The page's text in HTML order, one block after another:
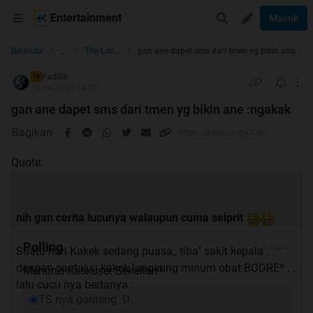
Entertainment Masuk
Beranda ... The Lounge gan ane dapet sms dari tmen yg bikin ane :ngakak
TS
Fadlila
gan ane dapet sms dari tmen yg bikin ane :ngakak
Bagikan
Quote:
nih gan cerita lucunya walaupun cuma seiprit
Suatu hari Kakek sedang puasa,, tiba" sakit kepala . .
dengan santai si kakek langsung minum obat BODRE* . .
lalu cucu nya bertanya :
Polling 0 suara
Menurut Kaskuser Sekalian?